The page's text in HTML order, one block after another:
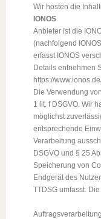
Wir hosten die
IONOS
Anbieter ist die
(nachfolgend
erfasst IONOS
Details entnehmen
https://
Die Verwendung
1 lit. f DSGVO. Wir
möglichst
entsprechende
Verarbeitung
DSGVO und § 25
Speicherung von
Endgerät des
TTDSG umfasst.
Auftragsverarbeitung